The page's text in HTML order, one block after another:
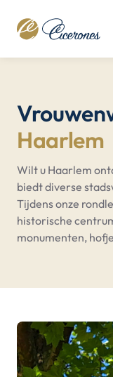
Haarlem
Wilt u Haarlem
biedt diverse
Tijdens onze
historische
monumenten,